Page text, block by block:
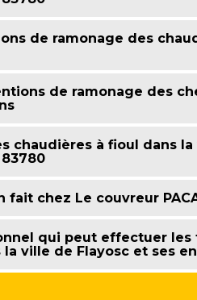
de ramonage des
de ramonage des
chaudières à fioul dans
fait chez Le couvreur
qui peut effectuer les
ville de Flayosc et ses